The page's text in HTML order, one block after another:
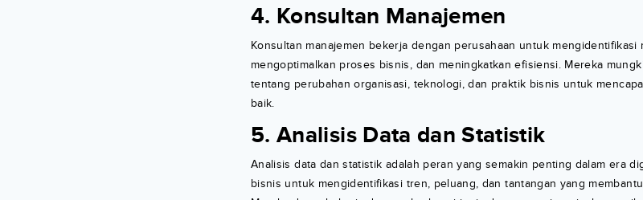
4. Konsultan Manajemen
Konsultan manajemen bekerja dengan perusahaan untuk mengidentifikasi
mengoptimalkan proses bisnis, dan meningkatkan efisiensi. Mereka
tentang perubahan organisasi, teknologi, dan praktik bisnis untuk
baik.
5. Analisis Data dan Statistik
Analisis data dan statistik adalah peran yang semakin penting dalam era
bisnis untuk mengidentifikasi tren, peluang, dan tantangan yang